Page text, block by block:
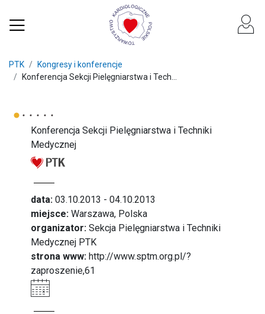
PTK
Kongresy i konferencje
Konferencja Sekcji Pielęgniarstwa i Tech...
Konferencja Sekcji Pielęgniarstwa i Techniki
Medycznej
data: 03.10.2013 - 04.10.2013
miejsce: Warszawa, Polska
organizator: Sekcja Pielęgniarstwa i Techniki
Medycznej PTK
strona www: http://www.sptm.org.pl/?
zaproszenie,61